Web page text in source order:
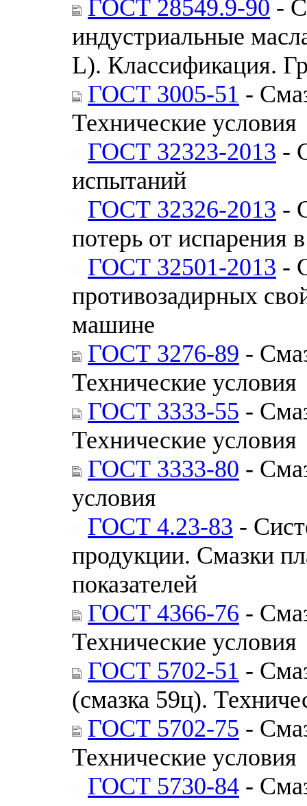
ГОСТ 28549.9-90 -
индустриальные
L). Классификация.
ГОСТ 3005-51 -
Технические условия
ГОСТ 32323-2013 -
испытаний
ГОСТ 32326-2013 -
потерь от испарения
ГОСТ 32501-2013 -
противозадирных
машине
ГОСТ 3276-89 -
Технические условия
ГОСТ 3333-55 -
Технические условия
ГОСТ 3333-80 -
условия
ГОСТ 4.23-83 -
продукции. Смазки
показателей
ГОСТ 4366-76 -
Технические условия
ГОСТ 5702-51 -
(смазка 59ц).
ГОСТ 5702-75 -
Технические условия
ГОСТ 5730-84 -